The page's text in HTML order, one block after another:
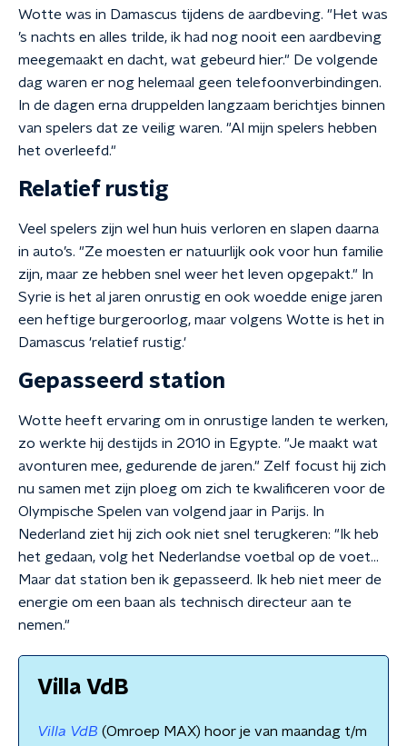
Wotte was in Damascus tijdens de aardbeving. "Het was
’s nachts en alles trilde, ik had nog nooit een aardbeving
meegemaakt en dacht, wat gebeurd hier." De volgende
dag waren er nog helemaal geen telefoonverbindingen.
In de dagen erna druppelden langzaam berichtjes binnen
van spelers dat ze veilig waren. "Al mijn spelers hebben
het overleefd."
Relatief rustig
Veel spelers zijn wel hun huis verloren en slapen daarna
in auto’s. "Ze moesten er natuurlijk ook voor hun familie
zijn, maar ze hebben snel weer het leven opgepakt." In
Syrie is het al jaren onrustig en ook woedde enige jaren
een heftige burgeroorlog, maar volgens Wotte is het in
Damascus 'relatief rustig.'
Gepasseerd station
Wotte heeft ervaring om in onrustige landen te werken,
zo werkte hij destijds in 2010 in Egypte. "Je maakt wat
avonturen mee, gedurende de jaren." Zelf focust hij zich
nu samen met zijn ploeg om zich te kwalificeren voor de
Olympische Spelen van volgend jaar in Parijs. In
Nederland ziet hij zich ook niet snel terugkeren: "Ik heb
het gedaan, volg het Nederlandse voetbal op de voet…
Maar dat station ben ik gepasseerd. Ik heb niet meer de
energie om een baan als technisch directeur aan te
nemen."
Villa VdB
Villa VdB (Omroep MAX) hoor je van maandag t/m